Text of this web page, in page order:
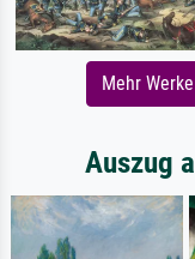
Mehr
Auszug